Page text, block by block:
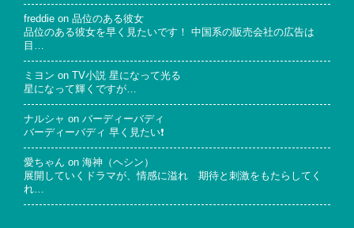
freddie on 品位のある彼女
品位のある彼女を早く見たいです！ 中国系の販売会社の広告は
目…
ミヨン on
TV小説 星になって光る
星になって輝くですが…
ナルシャ on バーディーバディ
バーディーバディ 早く見たい❗
愛ちゃん on 海神（ヘシン）
展開していくドラマが、情感に溢れ 期待と刺激をもたらしてく
れ…